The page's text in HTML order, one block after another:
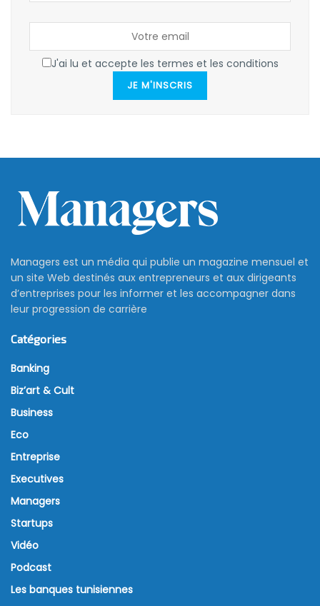
J'ai lu et accepte les termes et les conditions
JE M'INSCRIS
Managers est un média qui publie un magazine mensuel et
un site Web destinés aux entrepreneurs et aux dirigeants
d’entreprises pour les informer et les accompagner dans
leur progression de carrière
Catégories
Banking
Biz’art & Cult
Business
Eco
Entreprise
Executives
Managers
Startups
Vidéo
Podcast
Les banques tunisiennes